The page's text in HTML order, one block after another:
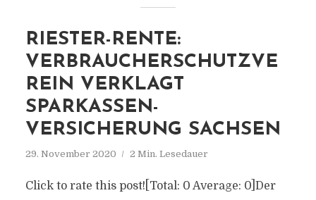
RIESTER-RENTE:
VERBRAUCHERSCHUTZVE
REIN VERKLAGT
SPARKASSEN-
VERSICHERUNG SACHSEN
29. November 2020 2 Min. Lesedauer
Click to rate this post![Total: 0 Average: 0]Der